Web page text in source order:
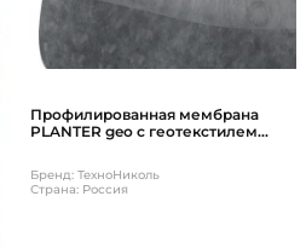
Профилированная мембрана
PLANTER geo с геотекстилем
Бренд: ТехноНиколь
Страна: Россия